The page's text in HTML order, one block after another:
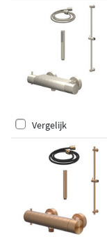
Vergelijk